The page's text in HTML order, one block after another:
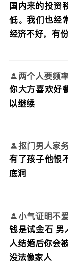
国内来的投资
低。我们也经
经济不好，有
两个人要频
你大方喜欢好
以继续
抠门男人家
有了孩子他恨
底洞
小气证明不
钱是试金石 男
人结婚后你会
没法像家人